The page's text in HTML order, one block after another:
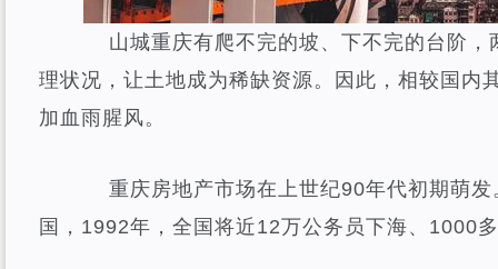
山城重庆有爬不完的坡、下不完的台阶，
理状况，让土地成为稀缺资源。因此，相较国内
加血雨腥风。
重庆房地产市场在上世纪90年代初期萌发
国，1992年，全国将近12万公务员下海、1000